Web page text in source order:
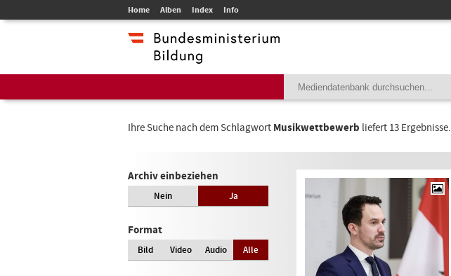
Home Alben Index Info
Ihre Suche nach dem Schlagwort Musikwettbewerb liefert 13 Ergebnisse.
Archiv einbeziehen
Nein Ja
Format
Bild Video Audio Alle